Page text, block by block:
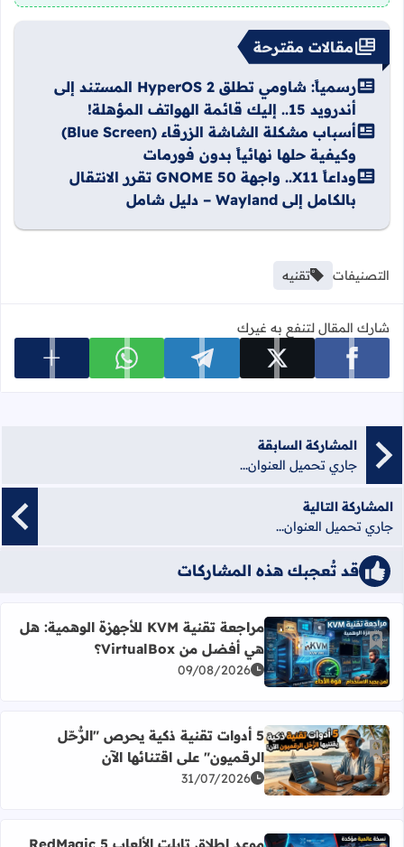
مقالات مقترحة
رسمياً: شاومي تطلق HyperOS 2 المستند إلى
أندرويد 15.. إليك قائمة الهواتف المؤهلة!
أسباب مشكلة الشاشة الزرقاء (Blue Screen)
وكيفية حلها نهائياً بدون فورمات
وداعاً X11.. واجهة GNOME 50 تقرر الانتقال
بالكامل إلى Wayland – دليل شامل
التصنيفات تقنيه
شارك المقال لتنفع به غيرك
شارك على facebook شارك على x شارك على telegram شارك على whatsapp عرض
المشاركة السابقة
جاري تحميل العنوان...
المشاركة التالية
جاري تحميل العنوان...
قد تُعجبك هذه المشاركات
أضف إلى العلامات المرجعية
اقرأ المزيد عن مراجعة تقنية KVM للأجهزة الوهمية: هل هي أفضل من VirtualBox؟
مراجعة تقنية KVM للأجهزة الوهمية: هل
هي أفضل من VirtualBox؟
09/08/2026
أضف إلى العلامات المرجعية
اقرأ المزيد عن 5 أدوات تقنية ذكية يحرص "الرُّحّل الرقميون" على اقتنائها الآن
5 أدوات تقنية ذكية يحرص "الرُّحّل
الرقميون" على اقتنائها الآن
31/07/2026